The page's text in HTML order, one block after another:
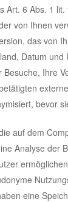
Art. 6 Abs. 1 lit.
von Ihnen
das von
Datum und
Ihre
bevor
auf dem
Analyse der
eine